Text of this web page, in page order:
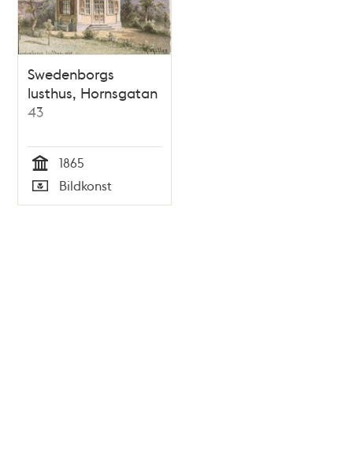
Swedenborgs
lusthus, Hornsgatan
43
Tid
1865
Typ
Bildkonst